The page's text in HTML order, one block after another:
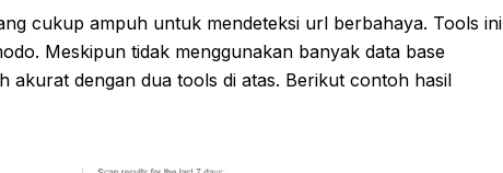
cukup ampuh untuk mendeteksi url berbahaya. Tools ini
Meskipun tidak menggunakan banyak data base
akurat dengan dua tools di atas. Berikut contoh hasil